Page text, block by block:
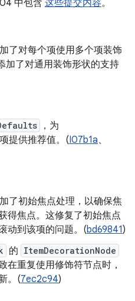
中包含 这些提交内容。
了对每个项使用多个项装饰
加了对通用装饰形状的支持
，为
提供推荐值。(I07b1a、
了初始焦点处理，以确保焦
得焦点。这修复了初始焦点
动到该项的问题。(bd69841)
的 ItemDecorationNode
在重复使用修饰符节点时，
。(7ec2c94)